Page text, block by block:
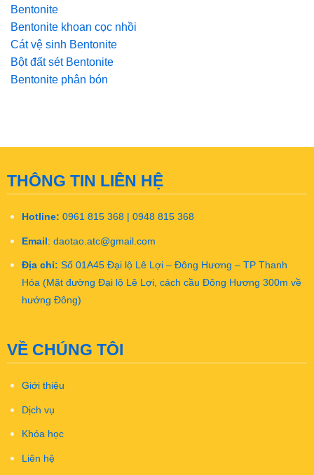
Bentonite
Bentonite khoan cọc nhồi
Cát vệ sinh Bentonite
Bột đất sét Bentonite
Bentonite phân bón
THÔNG TIN LIÊN HỆ
Hotline: 0961 815 368 | 0948 815 368
Email: daotao.atc@gmail.com
Địa chỉ: Số 01A45 Đại lộ Lê Lợi – Đông Hương – TP Thanh
Hóa (Mặt đường Đại lộ Lê Lợi, cách cầu Đông Hương 300m về
hướng Đông)
VỀ CHÚNG TÔI
Giới thiệu
Dịch vụ
Khóa học
Liên hệ